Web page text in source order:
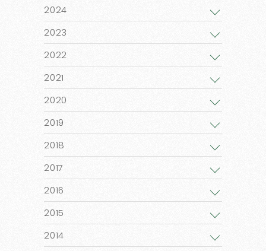
2024
2023
2022
2021
2020
2019
2018
2017
2016
2015
2014